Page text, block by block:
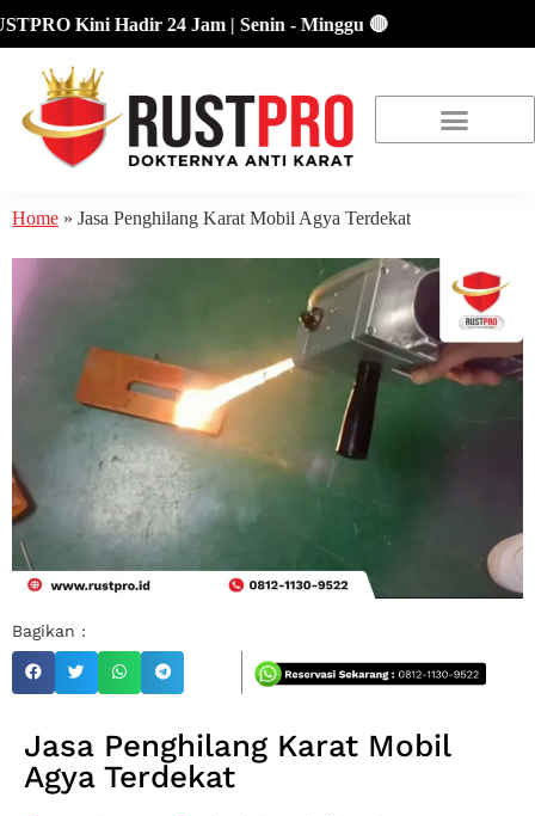
Kini Hadir 24 Jam | Senin - Minggu 🔴
Home » Jasa Penghilang Karat Mobil Agya Terdekat
Bagikan :
Jasa Penghilang Karat Mobil
Agya Terdekat